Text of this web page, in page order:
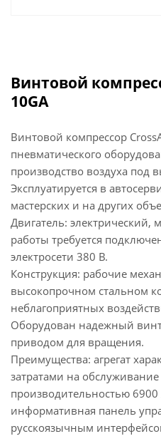
Винтовой
10GA
Винтовой компрессор
пневматического
производство воздуха под
Эксплуатируется в
мастерских и на других
Двигатель: электрический,
работы требуется
электросети 380 В.
Конструкция: рабочие
высокопрочном стальном
неблагоприятных
Оборудован надежный
приводом для вращения.
Преимущества: агрегат
затратами на
производительностью
информативная панель
русскоязычным